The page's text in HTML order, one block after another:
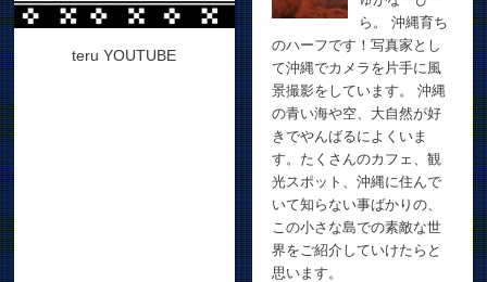
teru YOUTUBE
ら。 沖縄育ち
のハーフです！写真家とし
て沖縄でカメラを片手に風
景撮影をしています。 沖縄
の青い海や空、大自然が好
きでやんばるによくいま
す。たくさんのカフェ、観
光スポット、沖縄に住んで
いて知らない事ばかりの、
この小さな島での素敵な世
界をご紹介していけたらと
思います。